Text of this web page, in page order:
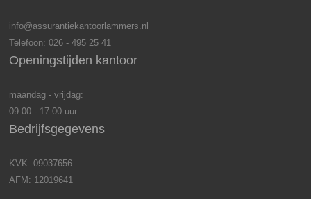
info@assurantiekantoorlammers.nl
Telefoon: 026 - 495 25 41
Openingstijden kantoor
maandag - vrijdag:
09:00 - 17:00 uur
Bedrijfsgegevens
KVK: 09037656
AFM: 12019641